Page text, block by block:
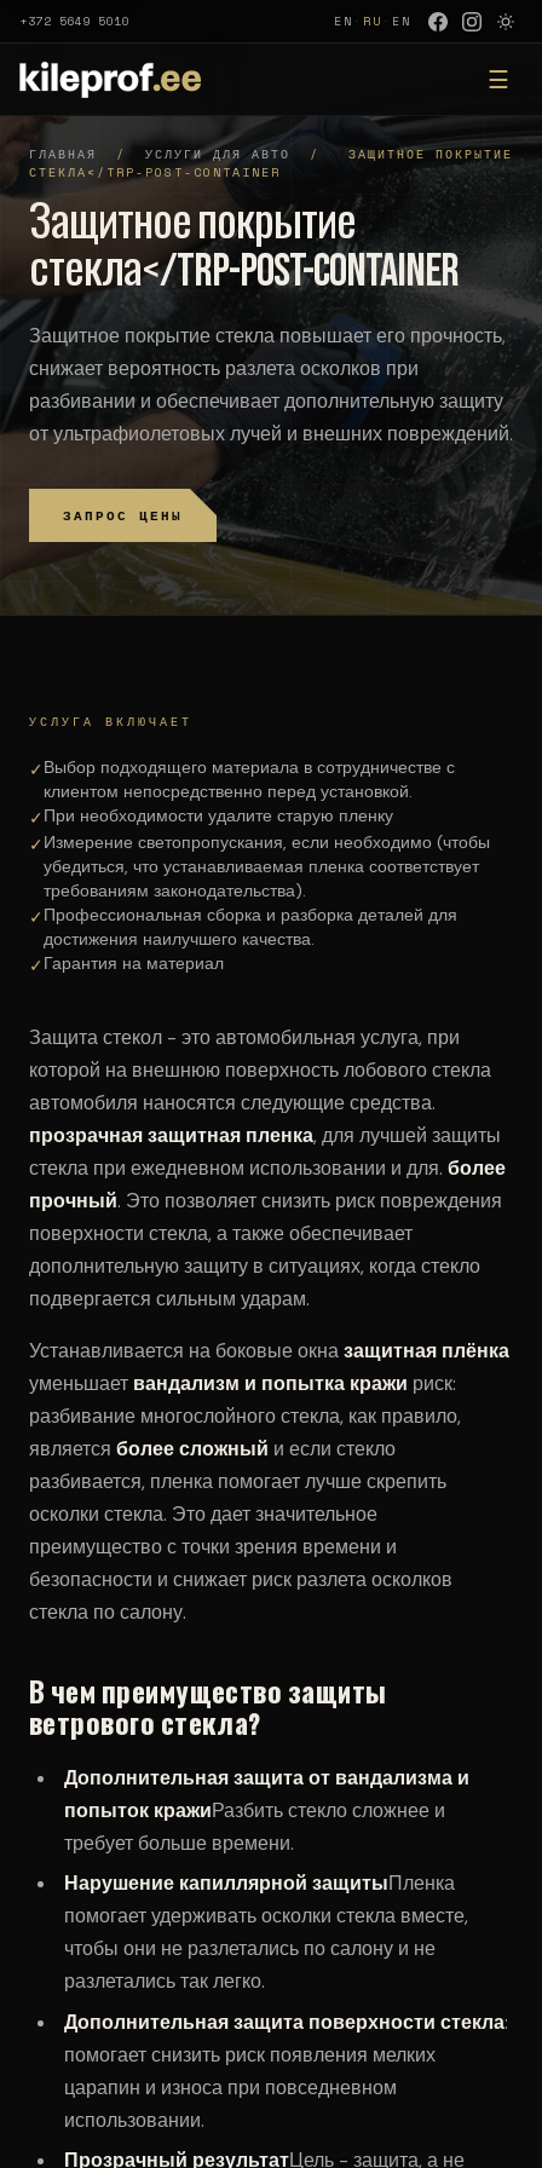
+372 5649 5010 EN · RU · EN
☰
ГЛАВНАЯ / УСЛУГИ ДЛЯ АВТО /
ЗАЩИТНОЕ ПОКРЫТИЕ
СТЕКЛА</TRP-POST-CONTAINER
Защитное покрытие
стекла</trp-post-container
Защитное покрытие стекла повышает его прочность,
снижает вероятность разлета осколков при
разбивании и обеспечивает дополнительную защиту
от ультрафиолетовых лучей и внешних повреждений.
ЗАПРОС ЦЕНЫ
УСЛУГА ВКЛЮЧАЕТ
✓Выбор подходящего материала в сотрудничестве с
клиентом непосредственно перед установкой.
✓При необходимости удалите старую пленку
✓Измерение светопропускания, если необходимо (чтобы
убедиться, что устанавливаемая пленка соответствует
требованиям законодательства).
✓Профессиональная сборка и разборка деталей для
достижения наилучшего качества.
✓Гарантия на материал
Защита стекол - это автомобильная услуга, при
которой на внешнюю поверхность лобового стекла
автомобиля наносятся следующие средства.
прозрачная защитная пленка, для лучшей защиты
стекла при ежедневном использовании и для. более
прочный. Это позволяет снизить риск повреждения
поверхности стекла, а также обеспечивает
дополнительную защиту в ситуациях, когда стекло
подвергается сильным ударам.
Устанавливается на боковые окназащитная плёнка
уменьшает вандализм и попытка кражи риск:
разбивание многослойного стекла, как правило,
является более сложный и если стекло
разбивается, пленка помогает лучше скрепить
осколки стекла. Это дает значительное
преимущество с точки зрения времени и
безопасности и снижает риск разлета осколков
стекла по салону.
В чем преимущество защиты
ветрового стекла?
Дополнительная защита от вандализма и
попыток кражиРазбить стекло сложнее и
требует больше времени.
Нарушение капиллярной защитыПленка
помогает удерживать осколки стекла вместе,
чтобы они не разлетались по салону и не
разлетались так легко.
Дополнительная защита поверхности стекла:
помогает снизить риск появления мелких
царапин и износа при повседневном
использовании.
Прозрачный результатЦель - защита, а не